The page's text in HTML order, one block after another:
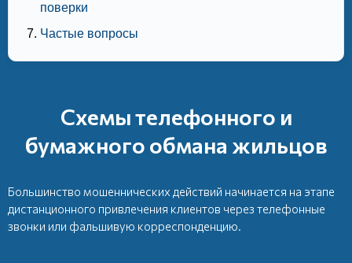
поверки
Частые вопросы
Схемы телефонного и
бумажного обмана жильцов
Большинство мошеннических действий начинается на этапе
дистанционного привлечения клиентов через телефонные
звонки или фальшивую корреспонденцию.